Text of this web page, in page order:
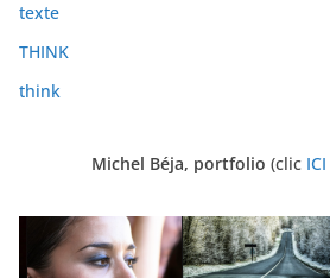
texte
THINK
think
Michel Béja, portfolio (clic ICI